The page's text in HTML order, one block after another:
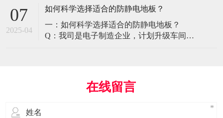
环境特殊性对防静电地板提出了前所未有
疗影像环境的特殊需求 电磁兼容性要求 •
MRI室需完全无磁：磁化率<0.001（
07
2025-04
如何科学选择适合的防静电地板？
一：如何科学选择适合的防静电地板？
Q：我司是电子制造企业，计划升级车间地
用场景、技术指标及长期维护成本综合考
量。作为深耕行业多年的广东立品地板科
在线留言